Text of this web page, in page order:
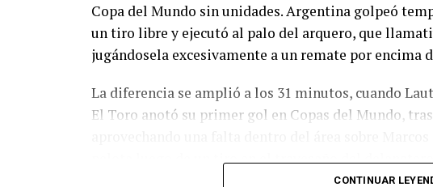
Copa del Mundo sin unidades. Argentina golpeó
un tiro libre y ejecutó al palo del arquero, que
jugándosela excesivamente a un remate por encima
La diferencia se amplió a los 31 minutos, cuando
El Toro anotó su primer gol en Copas del Mundo,
pelota luego de un tiro en el travesaño del
CONTINUAR